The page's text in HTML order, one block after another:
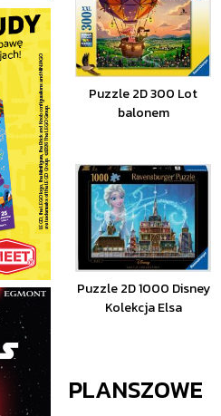
Puzzle 2D 300 Lot
balonem
Puzzle 2D 1000 Disney
Kolekcja Elsa
PLANSZOWE